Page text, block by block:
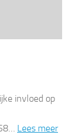
invloed op
Lees meer